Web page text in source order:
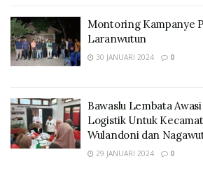
Montoring Kampanye
Laranwutun
30 JANUARI 2024 0
Bawaslu Lembata
Logistik Untuk
Wulandoni dan
29 JANUARI 2024 0